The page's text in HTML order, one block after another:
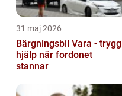
31 maj 2026
Bärgningsbil Vara - trygg
hjälp när fordonet
stannar